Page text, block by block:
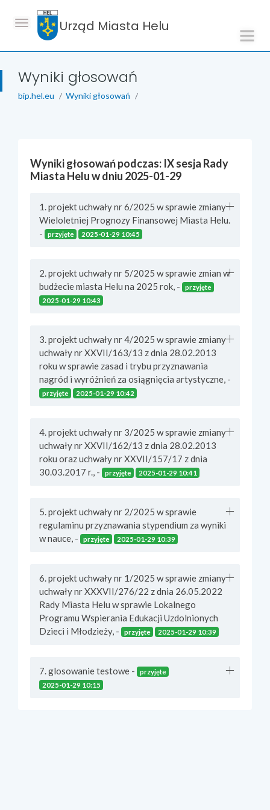
Urząd Miasta Helu
Wyniki głosowań
bip.hel.eu Wyniki głosowań
Wyniki głosowań podczas: IX sesja Rady
Miasta Helu w dniu 2025-01-29
1. projekt uchwały nr 6/2025 w sprawie zmiany
Wieloletniej Prognozy Finansowej Miasta Helu.
-
przyjęte 2025-01-29 10:45
2. projekt uchwały nr 5/2025 w sprawie zmian w
budżecie miasta Helu na 2025 rok, -
przyjęte
2025-01-29 10:43
3. projekt uchwały nr 4/2025 w sprawie zmiany
uchwały nr XXVII/163/13 z dnia 28.02.2013
roku w sprawie zasad i trybu przyznawania
nagród i wyróżnień za osiągnięcia artystyczne, -
przyjęte 2025-01-29 10:42
4. projekt uchwały nr 3/2025 w sprawie zmiany
uchwały nr XXVII/162/13 z dnia 28.02.2013
roku oraz uchwały nr XXVII/157/17 z dnia
30.03.2017 r., -
przyjęte 2025-01-29 10:41
5. projekt uchwały nr 2/2025 w sprawie
regulaminu przyznawania stypendium za wyniki
w nauce, -
przyjęte 2025-01-29 10:39
6. projekt uchwały nr 1/2025 w sprawie zmiany
uchwały nr XXXVII/276/22 z dnia 26.05.2022
Rady Miasta Helu w sprawie Lokalnego
Programu Wspierania Edukacji Uzdolnionych
Dzieci i Młodzieży, -
przyjęte 2025-01-29 10:39
7. glosowanie testowe -
przyjęte
2025-01-29 10:15